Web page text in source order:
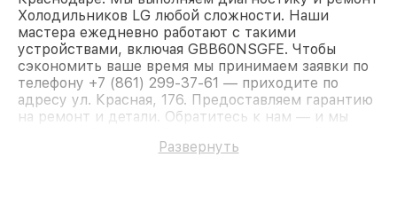
Холодильников LG любой сложности. Наши
мастера ежедневно работают с такими
устройствами, включая GBB60NSGFE. Чтобы
сэкономить ваше время мы принимаем заявки по
телефону +7 (861) 299-37-61 — приходите по
адресу ул. Красная, 176. Предоставляем гарантию
на ремонт и детали. Обратитесь к нам — и мы
Развернуть